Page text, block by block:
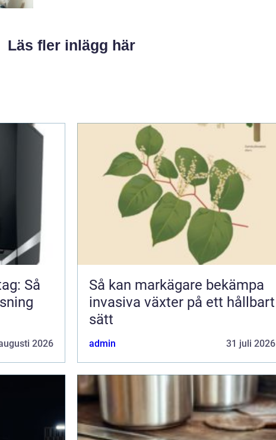
Läs fler inlägg här
Så
2026
Så kan markägare bekämpa
invasiva växter på ett hållbart
sätt
admin 31 juli 2026